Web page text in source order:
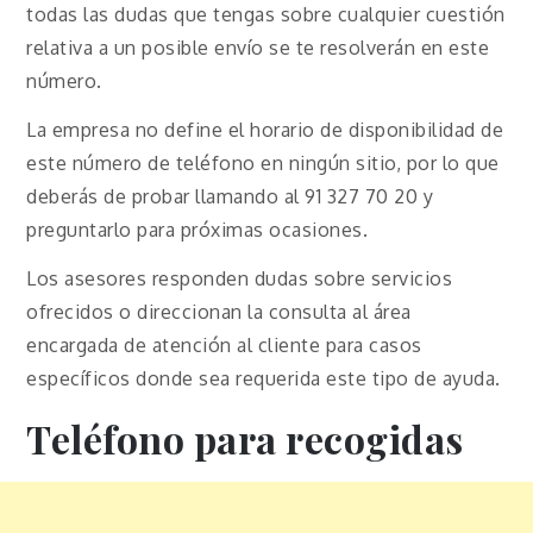
todas las dudas que tengas sobre cualquier cuestión
relativa a un posible envío se te resolverán en este
número.
La empresa no define el horario de disponibilidad de
este número de teléfono en ningún sitio, por lo que
deberás de probar llamando al 91 327 70 20 y
preguntarlo para próximas ocasiones.
Los asesores responden dudas sobre servicios
ofrecidos o direccionan la consulta al área
encargada de atención al cliente para casos
específicos donde sea requerida este tipo de ayuda.
Teléfono para recogidas